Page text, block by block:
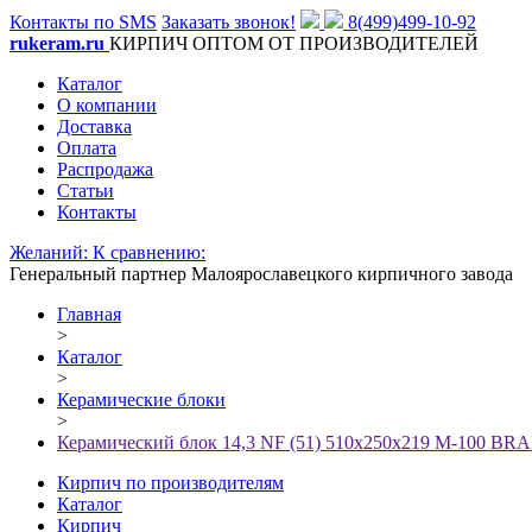
Контакты по SMS Заказать звонок!
8(499)499-10-92
rukeram.ru КИРПИЧ ОПТОМ ОТ ПРОИЗВОДИТЕЛЕЙ
Каталог
О компании
Доставка
Оплата
Распродажа
Статьи
Контакты
Желаний: К сравнению:
Генеральный партнер Малоярославецкого кирпичного завода
Главная
>
Каталог
>
Керамические блоки
>
Керамический блок 14,3 NF (51) 510x250x219 М-100
Кирпич по производителям
Каталог
Кирпич